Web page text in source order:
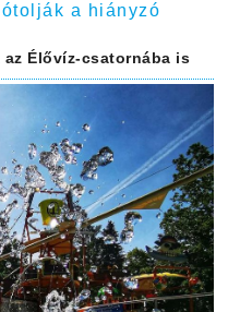
a hiányzó
Élővíz-csatornába is